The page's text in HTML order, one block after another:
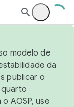
modelo de
da
publicar o
AOSP, use